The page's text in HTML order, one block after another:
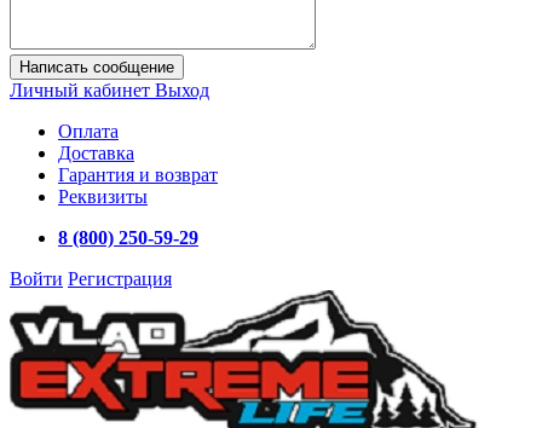
Написать сообщение
Личный кабинет Выход
Оплата
Доставка
Гарантия и возврат
Реквизиты
8 (800) 250-59-29
Войти Регистрация